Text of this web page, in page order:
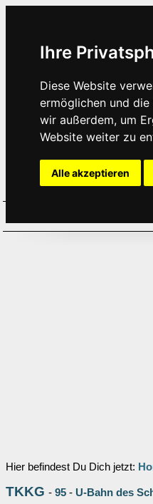
Ihre
Diese Website
ermöglichen und die
wir außerdem, um
Website weiter zu
Alle akzeptieren
Hier befindest Du Dich jetzt:
TKKG - 95 - U-Bahn des